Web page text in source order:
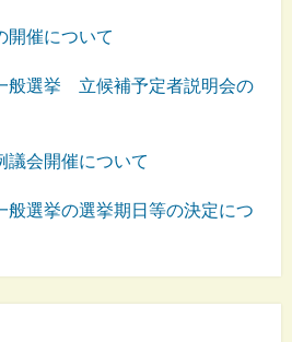
開催について
般選挙 立候補予定者説明会の
議会開催について
般選挙の選挙期日等の決定につ